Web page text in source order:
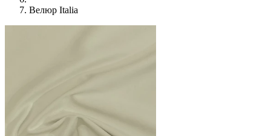
Велюр Italia